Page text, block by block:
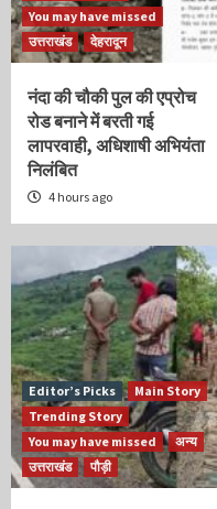
You may have missed
उत्तराखंड
देहरादून
नंदा की चौकी पुल की एप्रोच
रोड बनाने में बरती गई
लापरवाही, अधिशाषी अभियंता
निलंबित
4 hours ago
Editor’s Picks
Main Story
Trending Story
You may have missed
अन्य
उत्तराखंड
पौड़ी